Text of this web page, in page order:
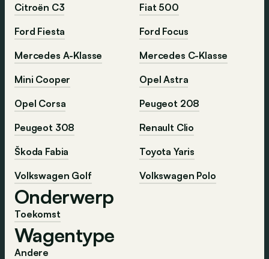
Citroën C3
Fiat 500
Ford Fiesta
Ford Focus
Mercedes A-Klasse
Mercedes C-Klasse
Mini Cooper
Opel Astra
Opel Corsa
Peugeot 208
Peugeot 308
Renault Clio
Škoda Fabia
Toyota Yaris
Volkswagen Golf
Volkswagen Polo
Onderwerp
Toekomst
Wagentype
Andere